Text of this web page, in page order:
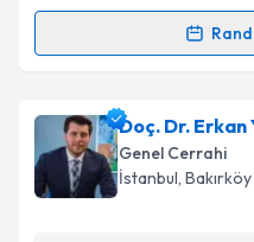
Takvim
Randevu Takvimi
Dil ve Konuşma
randevu takvimi talebi
randevu almanız için
posta ile
Doç. Dr. Erkan
Genel Cerrahi
İstanbul, Bakırköy